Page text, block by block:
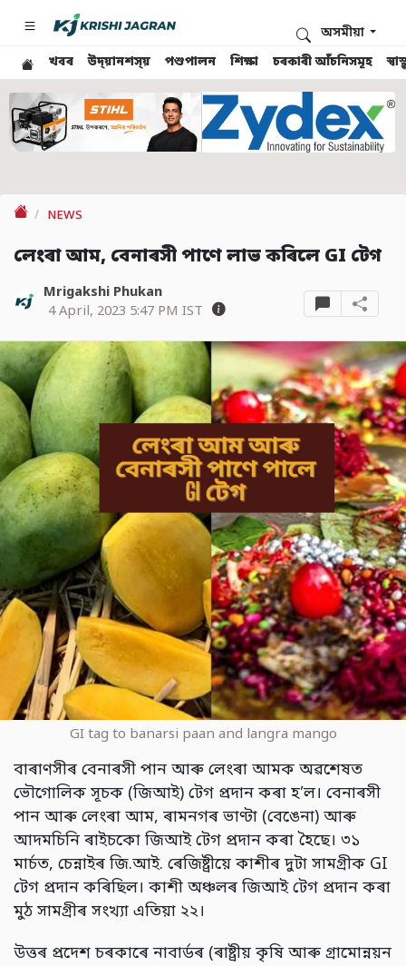
খবৰ উদ্য়ানশস্য় পশুপালন শিক্ষা চৰকাৰী আঁচনিসমূহ
অসমীয়া
NEWS
লেংৰা আম, বেনাৰসী পাণে লাভ কৰিলে GI টেগ
Mrigakshi Phukan
4 April, 2023 5:47 PM IST
GI tag to banarsi paan and langra mango
বাৰাণসীৰ বেনাৰসী পান আৰু লেংৰা আমক অৱশেষত
ভৌগোলিক সূচক (জিআই) টেগ প্ৰদান কৰা হ’ল। বেনাৰসী
পান আৰু লেংৰা আম, ৰামনগৰ ভাণ্টা (বেঙেনা) আৰু
আদমচিনি ৰাইচকো জিআই টেগ প্ৰদান কৰা হৈছে। ৩১
মাৰ্চত, চেন্নাইৰ জি.আই. ৰেজিষ্ট্ৰীয়ে কাশীৰ দুটা সামগ্ৰীক GI
টেগ প্ৰদান কৰিছিল। কাশী অঞ্চলৰ জিআই টেগ প্ৰদান কৰা
মুঠ সামগ্ৰীৰ সংখ্যা এতিয়া ২২।
উত্তৰ প্ৰদেশ চৰকাৰে নাবাৰ্ডৰ (ৰাষ্ট্ৰীয় কৃষি আৰু গ্ৰামোন্নয়ন